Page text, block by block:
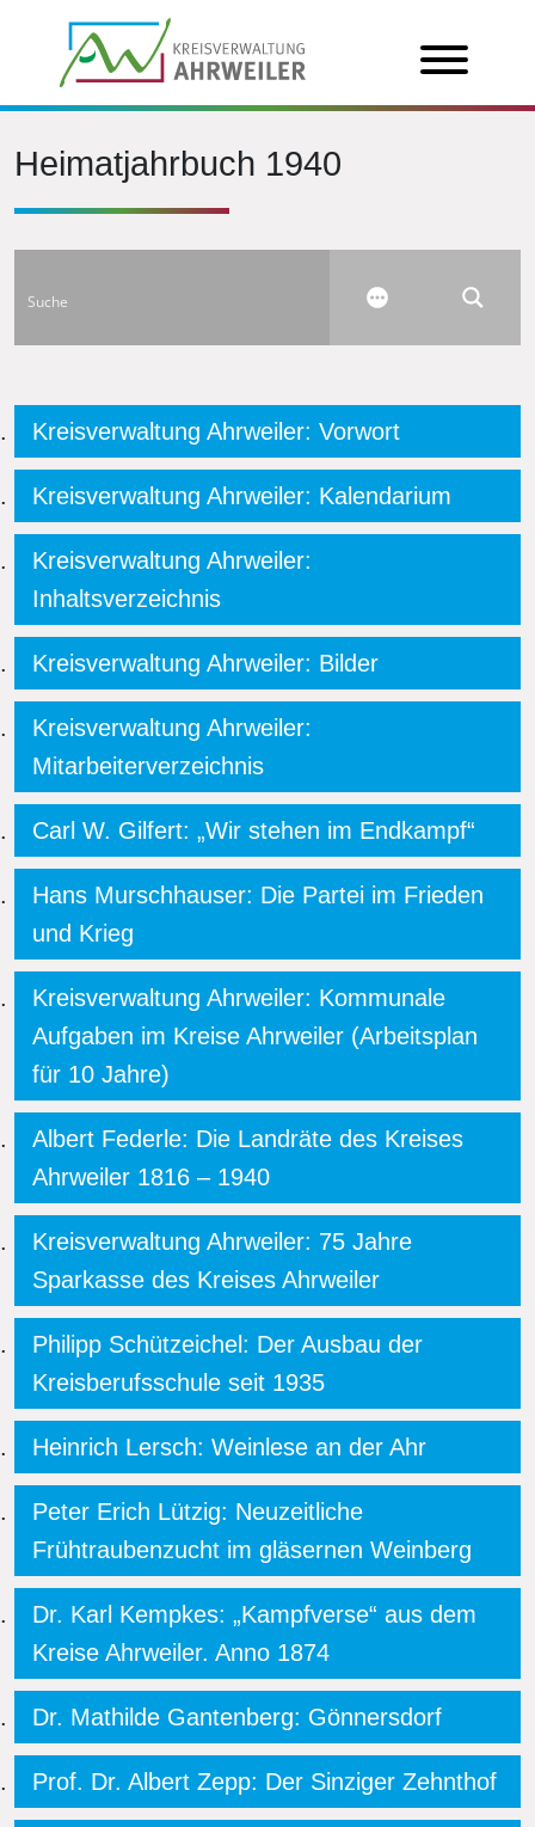
Heimatjahrbuch 1940
Kreisverwaltung Ahrweiler: Vorwort
Kreisverwaltung Ahrweiler: Kalendarium
Kreisverwaltung Ahrweiler:
Inhaltsverzeichnis
Kreisverwaltung Ahrweiler: Bilder
Kreisverwaltung Ahrweiler:
Mitarbeiterverzeichnis
Carl W. Gilfert: „Wir stehen im Endkampf“
Hans Murschhauser: Die Partei im Frieden
und Krieg
Kreisverwaltung Ahrweiler: Kommunale
Aufgaben im Kreise Ahrweiler (Arbeitsplan
für 10 Jahre)
Albert Federle: Die Landräte des Kreises
Ahrweiler 1816 – 1940
Kreisverwaltung Ahrweiler: 75 Jahre
Sparkasse des Kreises Ahrweiler
Philipp Schützeichel: Der Ausbau der
Kreisberufsschule seit 1935
Heinrich Lersch: Weinlese an der Ahr
Peter Erich Lützig: Neuzeitliche
Frühtraubenzucht im gläsernen Weinberg
Dr. Karl Kempkes: „Kampfverse“ aus dem
Kreise Ahrweiler. Anno 1874
Dr. Mathilde Gantenberg: Gönnersdorf
Prof. Dr. Albert Zepp: Der Sinziger Zehnthof